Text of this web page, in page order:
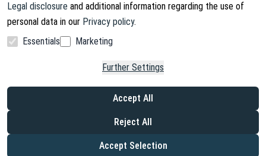
Legal disclosure and additional information regarding the use of
personal data in our Privacy policy.
Essentials
Marketing
Further Settings
Accept All
Reject All
Accept Selection
Facebook Instagram
*² Savings compared to the manufacturer's suggested retail price
*³ After receipt of payment within Germany, for end customers only